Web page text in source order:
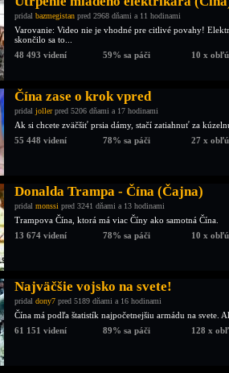
pridal bazmegistan pred 2968 dňami a 11 hodinami
Varovanie: Video nie je vhodné pre citlivé povahy!
skončilo sa to...
48 493 videní
59% sa páči 10 x
Čína zase o krok vpred
pridal jollerpred 5206 dňami a 17 hodinami
Ak si chcete zväčšiť prsia dámy, stačí zatiahnuť za
55 448 videní
78% sa páči 27 x
Donalda Trampa - Čína (Čajna)
pridal monssi pred 3241 dňami a 13 hodinami
Trampova Čína, ktorá má viac Číny ako samotná Čína.
13 674 videní
78% sa páči 10 x
Najväčšie vojsko na svete!
pridal dony7 pred 5189 dňami a 16 hodinami
Čína má podľa štatistík najpočetnejšiu armádu na
61 151 videní
89% sa páči 128 x